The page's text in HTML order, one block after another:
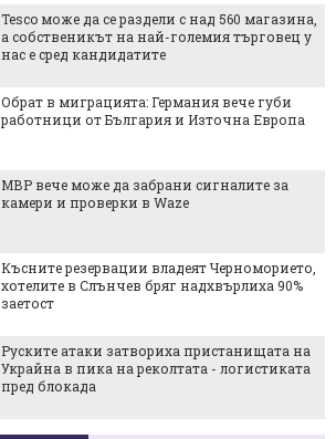
Tesco може да се раздели с над 560 магазина,
а собственикът на най-големия търговец у
нас е сред кандидатите
Обрат в миграцията: Германия вече губи
работници от България и Източна Европа
МВР вече може да забрани сигналите за
камери и проверки в Waze
Късните резервации владеят Черноморието,
хотелите в Слънчев бряг надхвърлиха 90%
заетост
Руските атаки затвориха пристанищата на
Украйна в пика на реколтата - логистиката
пред блокада